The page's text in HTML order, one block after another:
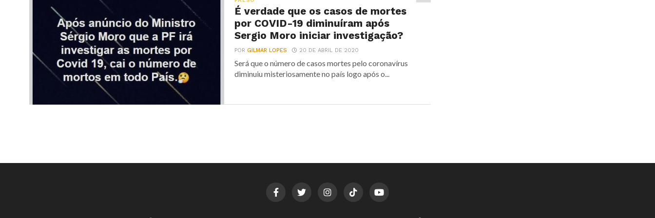
É verdade que os casos de mortes
por COVID-19 diminuíram após
Sergio Moro iniciar investigação?
PORGILMAR LOPES 20 DE ABRIL DE 2020
Será que o número de casos mortes pelo coronavírus
diminuiu misteriosamente no país logo após o...